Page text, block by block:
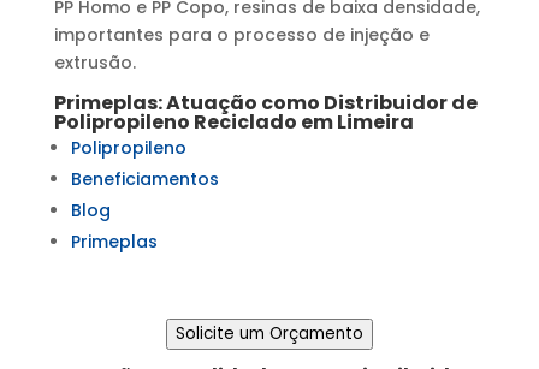
PP Homo e PP Copo, resinas de baixa densidade,
importantes para o processo de injeção e
extrusão.
Primeplas: Atuação como Distribuidor de
Polipropileno Reciclado emLimeira
Polipropileno
Beneficiamentos
Blog
Primeplas
Solicite um Orçamento